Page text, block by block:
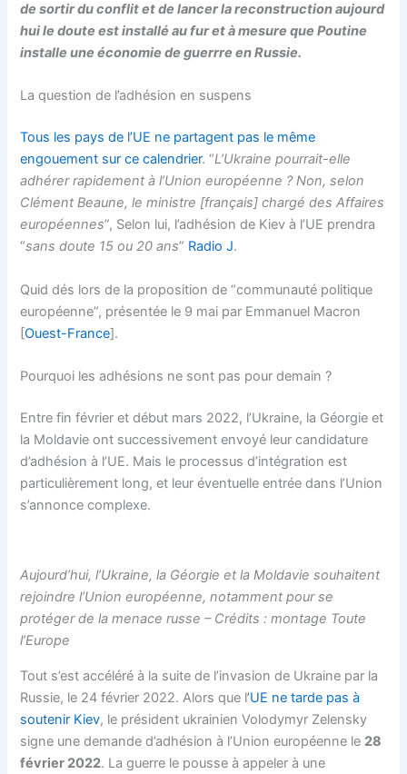
de sortir du conflit et de lancer la reconstruction aujourd
hui le doute est installé au fur et à mesure que Poutine
installe une économie de guerrre en Russie.
La question de l’adhésion en suspens
Tous les pays de l’UE ne partagent pas le même
engouement sur ce calendrier. “L’Ukraine pourrait-elle
adhérer rapidement à l’Union européenne ? Non, selon
Clément Beaune, le ministre [français] chargé des Affaires
européennes”, Selon lui, l’adhésion de Kiev à l’UE prendra
“sans doute 15 ou 20 ans” Radio J.
Quid dés lors de la proposition de “communauté politique
européenne”, présentée le 9 mai par Emmanuel Macron
[Ouest-France].
Pourquoi les adhésions ne sont pas pour demain ?
Entre fin février et début mars 2022, l’Ukraine, la Géorgie et
la Moldavie ont successivement envoyé leur candidature
d’adhésion à l’UE. Mais le processus d’intégration est
particulièrement long, et leur éventuelle entrée dans l’Union
s’annonce complexe.
Aujourd’hui, l’Ukraine, la Géorgie et la Moldavie souhaitent
rejoindre l’Union européenne, notamment pour se
protéger de la menace russe – Crédits : montage Toute
l’Europe
Tout s’est accéléré à la suite de l’invasion de Ukraine par la
Russie, le 24 février 2022. Alors que l’UE ne tarde pas à
soutenir Kiev, le président ukrainien Volodymyr Zelensky
signe une demande d’adhésion à l’Union européenne le 28
février 2022. La guerre le pousse à appeler à une